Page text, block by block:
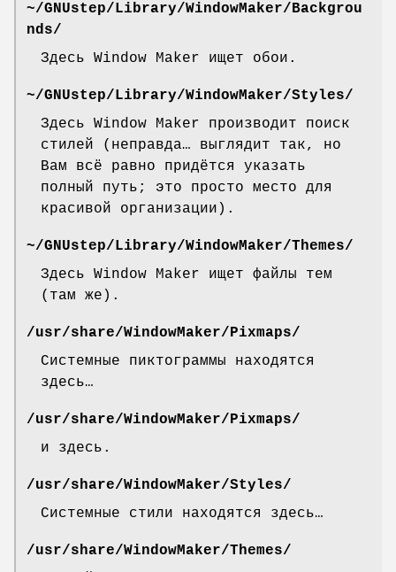
~/GNUstep/Library/WindowMaker/Backgrou
nds/
Здесь Window Maker ищет обои.
~/GNUstep/Library/WindowMaker/Styles/
Здесь Window Maker производит поиск
стилей (неправда… выглядит так, но
Вам всё равно придётся указать
полный путь; это просто место для
красивой организации).
~/GNUstep/Library/WindowMaker/Themes/
Здесь Window Maker ищет файлы тем
(там же).
/usr/share/WindowMaker/Pixmaps/
Системные пиктограммы находятся
здесь…
/usr/share/WindowMaker/Pixmaps/
и здесь.
/usr/share/WindowMaker/Styles/
Системные стили находятся здесь…
/usr/share/WindowMaker/Themes/